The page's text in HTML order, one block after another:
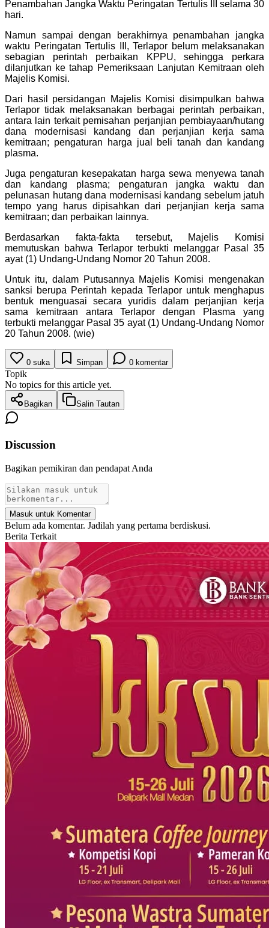
Penambahan Jangka Waktu Peringatan Tertulis III selama 30
hari.
Namun sampai dengan berakhirnya penambahan jangka
waktu Peringatan Tertulis III, Terlapor belum melaksanakan
sebagian perintah perbaikan KPPU, sehingga perkara
dilanjutkan ke tahap Pemeriksaan Lanjutan Kemitraan oleh
Majelis Komisi.
Dari hasil persidangan Majelis Komisi disimpulkan bahwa
Terlapor tidak melaksanakan berbagai perintah perbaikan,
antara lain terkait pemisahan perjanjian pembiayaan/hutang
dana modernisasi kandang dan perjanjian kerja sama
kemitraan; pengaturan harga jual beli tanah dan kandang
plasma.
Juga pengaturan kesepakatan harga sewa menyewa tanah
dan kandang plasma; pengaturan jangka waktu dan
pelunasan hutang dana modernisasi kandang sebelum jatuh
tempo yang harus dipisahkan dari perjanjian kerja sama
kemitraan; dan perbaikan lainnya.
Berdasarkan fakta-fakta tersebut, Majelis Komisi
memutuskan bahwa Terlapor terbukti melanggar Pasal 35
ayat (1) Undang-Undang Nomor 20 Tahun 2008.
Untuk itu, dalam Putusannya Majelis Komisi mengenakan
sanksi berupa Perintah kepada Terlapor untuk menghapus
bentuk menguasai secara yuridis dalam perjanjian kerja
sama kemitraan antara Terlapor dengan Plasma yang
terbukti melanggar Pasal 35 ayat (1) Undang-Undang Nomor
20 Tahun 2008. (wie)
0 suka Simpan 0 komentar
Topik
No topics for this article yet.
Bagikan Salin Tautan
Discussion
Bagikan pemikiran dan pendapat Anda
Masuk untuk Komentar
Belum ada komentar. Jadilah yang pertama berdiskusi.
Berita Terkait